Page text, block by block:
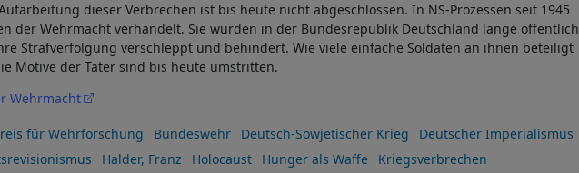
dieser Verbrechen ist bis heute nicht abgeschlossen. In NS-Prozessen seit 1945
der Wehrmacht verhandelt. Sie wurden in der Bundesrepublik Deutschland lange öffentlich
Strafverfolgung verschleppt und behindert. Wie viele einfache Soldaten an ihnen beteiligt
Motive der Täter sind bis heute umstritten.
Wehrmacht
für Wehrforschung Bundeswehr Deutsch-Sowjetischer Krieg
Deutscher Imperialismus
Halder, Franz Holocaust Hunger als Waffe
Kriegsverbrechen